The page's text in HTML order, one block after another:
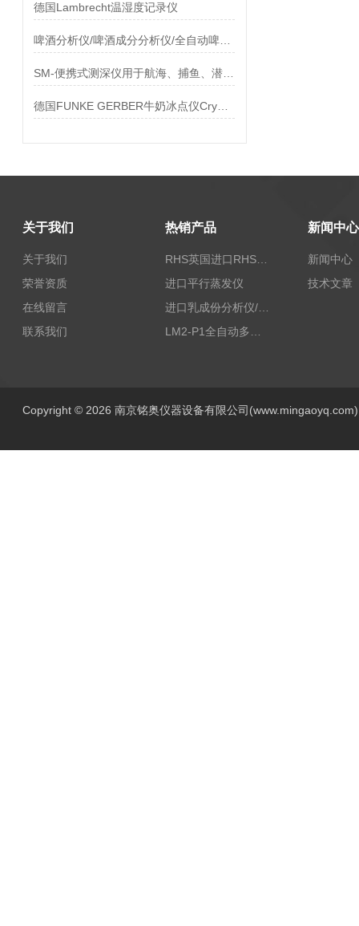
德国Lambrecht温湿度记录仪
关于我们
关于我们
荣誉资质
在线留言
联系我们
热销产品
RHS英国进口RHS植物标准比色卡
进口平行蒸发仪
进口乳成份分析仪/乳品分析仪
新闻中心
新闻中心
技术文章
Copyright © 2026 南京铭奥仪器设备有限公司